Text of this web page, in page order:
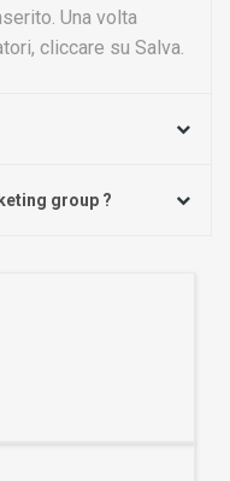
Una volta
cliccare su Salva.
group ?